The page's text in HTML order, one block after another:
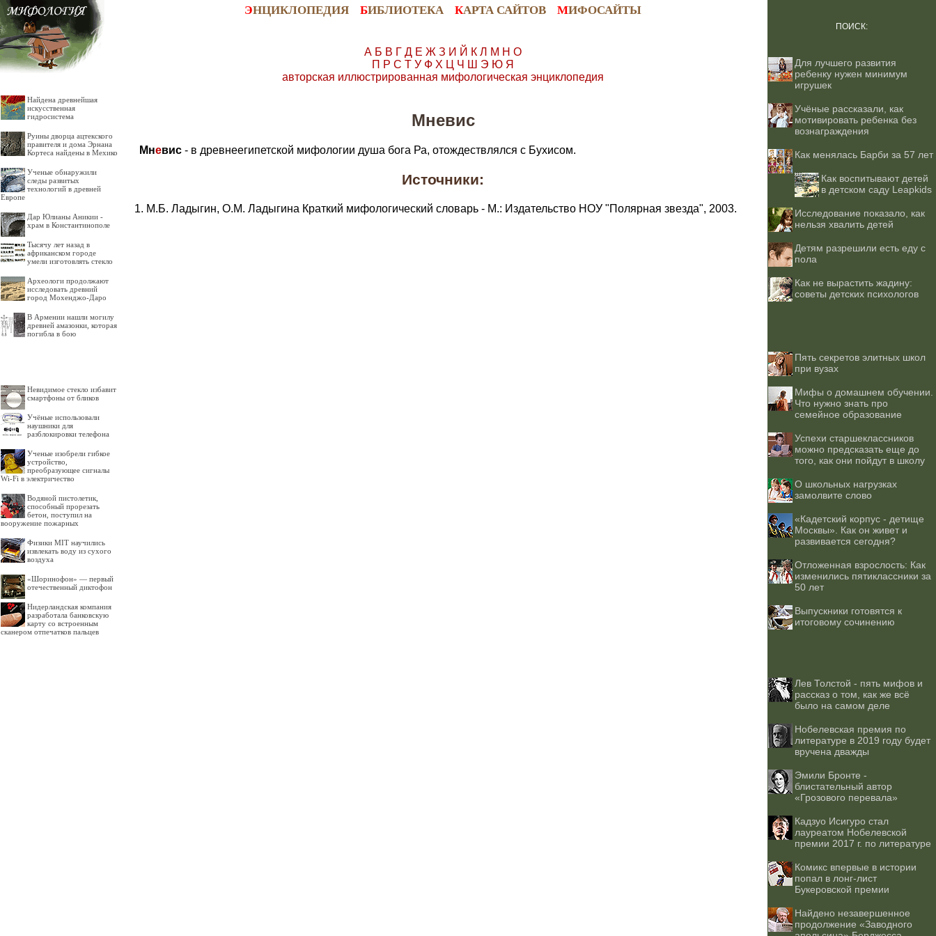
ЭНЦИКЛОПЕДИЯ БИБЛИОТЕКА КАРТА САЙТОВ МИФОСАЙТЫ
Найдена древнейшая
искусственная
гидросистема
Руины дворца ацтекского
правителя и дома Эрнана
Кортеса найдены в Мехико
Ученые обнаружили
следы развитых
технологий в древней
Европе
Дар Юлианы Аникии -
храм в Константинополе
Тысячу лет назад в
африканском городе
умели изготовлять стекло
Археологи продолжают
исследовать древний
город Мохенджо-Даро
В Армении нашли могилу
древней амазонки, которая
погибла в бою
Невидимое стекло избавит
смартфоны от бликов
Учёные использовали
наушники для
разблокировки телефона
Ученые изобрели гибкое
устройство,
преобразующее сигналы
Wi-Fi в электричество
Водяной пистолетик,
способный прорезать
бетон, поступил на
вооружение пожарных
Физики MIT научились
извлекать воду из сухого
воздуха
«Шоринофон» — первый
отечественный диктофон
Нидерландская компания
разработала банковскую
карту со встроенным
сканером отпечатков пальцев
А Б В Г Д Е Ж З И Й К Л М Н О
П Р С Т У Ф Х Ц Ч Ш Э Ю Я
авторская иллюстрированная мифологическая энциклопедия
Мневис
Мневис - в древнеегипетской мифологии душа бога Ра, отождествлялся с Бухисом.
Источники:
М.Б. Ладыгин, О.М. Ладыгина Краткий мифологический словарь - М.: Издательство НОУ "Полярная звезда", 2003.
ПОИСК:
Для лучшего развития
ребенку нужен минимум
игрушек
Учёные рассказали, как
мотивировать ребенка без
вознаграждения
Как менялась Барби за 57 лет
Как воспитывают детей
в детском саду Leapkids
Исследование показало, как
нельзя хвалить детей
Детям разрешили есть еду с
пола
Как не вырастить жадину:
советы детских психологов
Пять секретов элитных школ
при вузах
Мифы о домашнем обучении.
Что нужно знать про
семейное образование
Успехи старшеклассников
можно предсказать еще до
того, как они пойдут в школу
О школьных нагрузках
замолвите слово
«Кадетский корпус - детище
Москвы». Как он живет и
развивается сегодня?
Отложенная взрослость: Как
изменились пятиклассники за
50 лет
Выпускники готовятся к
итоговому сочинению
Лев Толстой - пять мифов и
рассказ о том, как же всё
было на самом деле
Нобелевская премия по
литературе в 2019 году будет
вручена дважды
Эмили Бронте -
блистательный автор
«Грозового перевала»
Кадзуо Исигуро стал
лауреатом Нобелевской
премии 2017 г. по литературе
Комикс впервые в истории
попал в лонг-лист
Букеровской премии
Найдено незавершенное
продолжение «Заводного